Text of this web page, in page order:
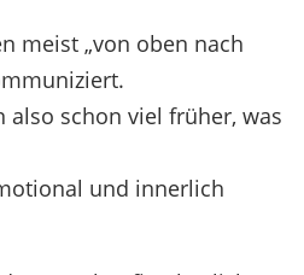
meist „von oben nach
also schon viel früher, was
und innerlich